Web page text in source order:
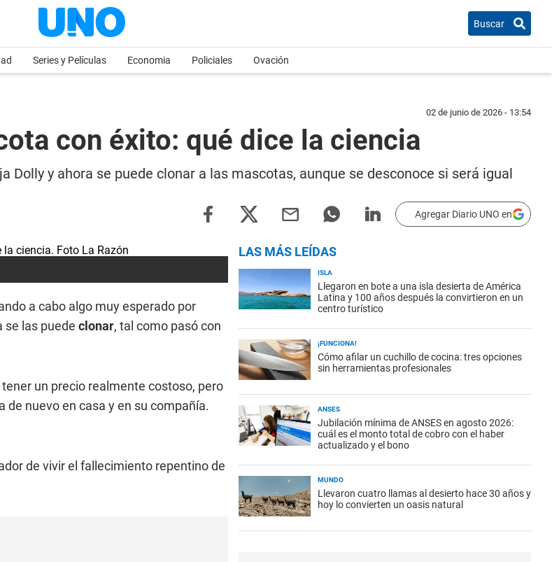
Buscar
Series y Películas Economia Policiales Ovación
02 de junio de 2026 - 13:54
con éxito: qué dice la ciencia
Dolly y ahora se puede clonar a las mascotas, aunque se desconoce si será igual
Agregar Diario UNO en
a cabo algo muy esperado por
se las puede clonar, tal como pasó con
un precio realmente costoso, pero
nuevo en casa y en su compañía.
de vivir el fallecimiento repentino de
LAS MÁS LEÍDAS
ISLA
Llegaron en bote a una isla desierta de América
Latina y 100 años después la convirtieron en un
centro turístico
¡FUNCIONA!
Cómo afilar un cuchillo de cocina: tres opciones
sin herramientas profesionales
ANSES
Jubilación mínima de ANSES en agosto 2026:
cuál es el monto total de cobro con el haber
actualizado y el bono
MUNDO
Llevaron cuatro llamas al desierto hace 30 años y
hoy lo convierten un oasis natural